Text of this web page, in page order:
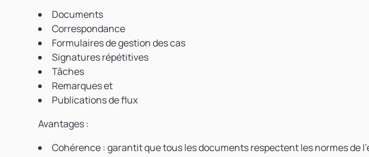
Documents
Correspondance
Formulaires de gestion des cas
Signatures répétitives
Tâches
Remarques et
Publications de flux
Avantages:
Cohérence: garantit que tous les documents respectent les normes de